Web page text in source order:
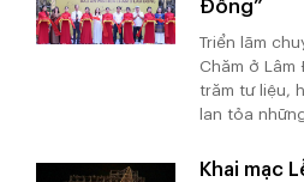
Đồng”
Triển lãm
Chăm ở
trăm tư liệu,
lan tỏa
Khai mạc